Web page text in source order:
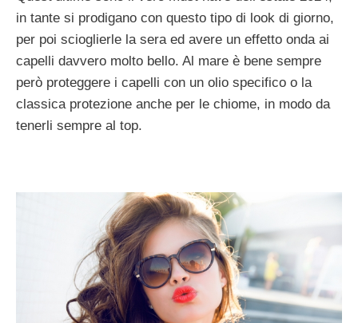
in tante si prodigano con questo tipo di look di giorno,
per poi scioglierle la sera ed avere un effetto onda ai
capelli davvero molto bello. Al mare è bene sempre
però proteggere i capelli con un olio specifico o la
classica protezione anche per le chiome, in modo da
tenerli sempre al top.